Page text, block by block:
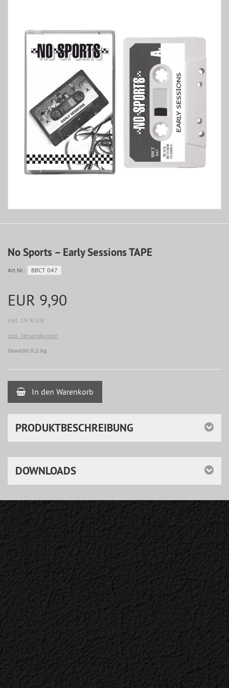
No Sports ‎– Early Sessions TAPE
Art.Nr.: BBCT 047
EUR 9,90
inkl. 19 % USt
zzgl. Versandkosten
Gewicht 0,1 kg
In den Warenkorb
PRODUKTBESCHREIBUNG
DOWNLOADS